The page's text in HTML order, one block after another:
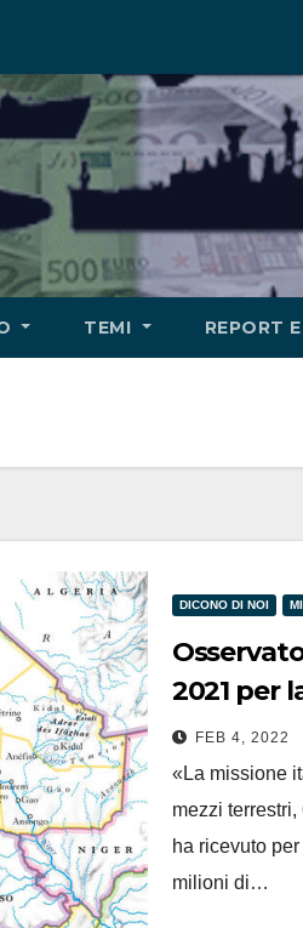
TEMI REPORT
DICONO DI NOI
2021 per
Mali»
FEB 4, 2022
«La missione
mezzi
ha ricevuto
milioni di…